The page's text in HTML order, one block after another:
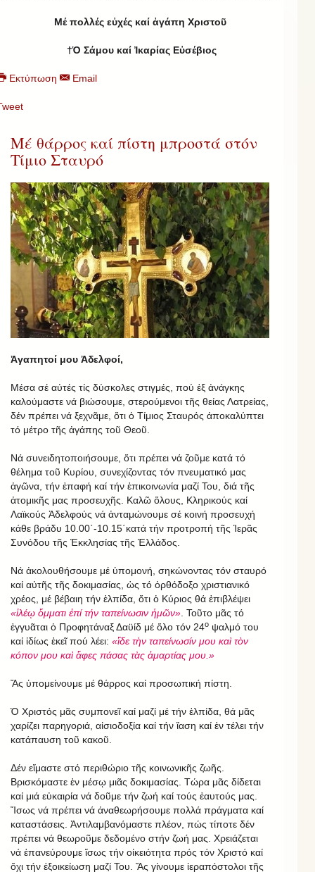
Μέ πολλές εὐχές καί ἀγάπη Χριστοῦ
†Ὁ Σάμου καί Ἰκαρίας Εὐσέβιος
Εκτύπωση Email
Μέ θάρρος καί πίστη μπροστά στόν
Τίμιο Σταυρό
Ἀγαπητοί μου Ἀδελφοί,
Μέσα σέ αὐτές τίς δύσκολες στιγμές, πού ἐξ ἀνάγκης
καλούμαστε νά βιώσουμε, στερούμενοι τῆς θείας Λατρείας,
δέν πρέπει νά ξεχνᾶμε, ὅτι ὁ Τίμιος Σταυρός ἀποκαλύπτει
τό μέτρο τῆς ἀγάπης τοῦ Θεοῦ.
Νά συνειδητοποιήσουμε, ὅτι πρέπει νά ζοῦμε κατά τό
θέλημα τοῦ Κυρίου, συνεχίζοντας τόν πνευματικό μας
ἀγῶνα, τήν ἐπαφή καί τήν ἐπικοινωνία μαζί Του, διά τῆς
ἀτομικῆς μας προσευχῆς. Καλῶ ὅλους, Κληρικούς καί
Λαϊκούς Ἀδελφούς νά ἀνταμώνουμε σέ κοινή προσευχή
κάθε βράδυ 10.00΄-10.15΄κατά τήν προτροπή τῆς Ἱερᾶς
Συνόδου τῆς Ἐκκλησίας τῆς Ἑλλάδος.
Νά ἀκολουθήσουμε μέ ὑπομονή, σηκώνοντας τόν σταυρό
καί αὐτῆς τῆς δοκιμασίας, ὡς τό ὀρθόδοξο χριστιανικό
χρέος, μέ βέβαιη τήν ἐλπίδα, ὅτι ὁ Κύριος θά ἐπιβλέψει
«ἱλέῳ ὄμματι ἐπί τήν ταπείνωσιν ἡμῶν» . Τοῦτο μᾶς τό
ἐγγυᾶται ὁ Προφητάναξ Δαϋίδ μέ ὅλο τόν 24ο ψαλμό του
καί ἰδίως ἐκεῖ πού λέει: «ἴδε τὴν ταπείνωσίν μου καὶ τὸν
κόπον μου καὶ ἄφες πάσας τὰς ἁμαρτίας μου.»
Ἄς ὑπομείνουμε μέ θάρρος καί προσωπική πίστη.
Ὁ Χριστός μᾶς συμπονεῖ καί μαζί μέ τήν ἐλπίδα, θά μᾶς
χαρίζει παρηγοριά, αἰσιοδοξία καί τήν ἴαση καί ἐν τέλει τήν
κατάπαυση τοῦ κακοῦ.
Δέν εἴμαστε στό περιθώριο τῆς κοινωνικῆς ζωῆς.
Βρισκόμαστε ἐν μέσῳ μιᾶς δοκιμασίας. Τώρα μᾶς δίδεται
καί μιά εὐκαιρία νά δοῦμε τήν ζωή καί τούς ἑαυτούς μας.
Ἴσως νά πρέπει νά ἀναθεωρήσουμε πολλά πράγματα καί
καταστάσεις. Ἀντιλαμβανόμαστε πλέον, πώς τίποτε δέν
πρέπει νά θεωροῦμε δεδομένο στήν ζωή μας. Χρειάζεται
νά ἐπανεύρουμε ἴσως τήν οἰκειότητα πρός τόν Χριστό καί
ὄχι τήν ἐξοικείωση μαζί Του. Ἄς γίνουμε ἱεραπόστολοι τῆς